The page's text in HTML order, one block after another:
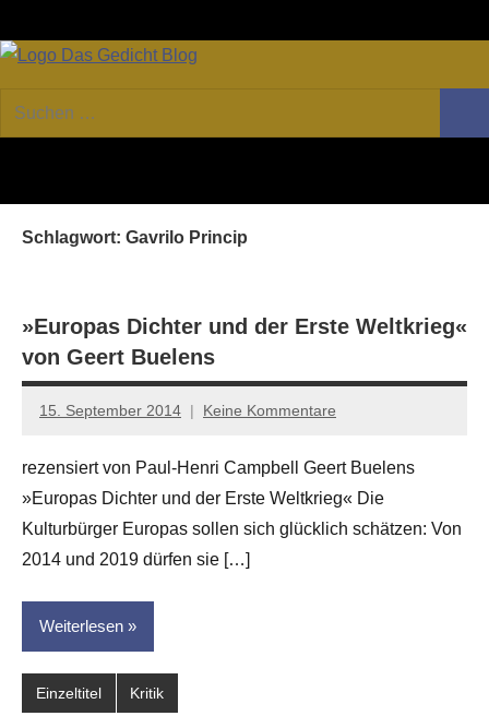
Inhalt
GEDICHT
Forum
von
Suchen
nach:
Schlagwort: Gavrilo Princip
»Europas Dichter und der Erste Weltkrieg«
von Geert Buelens
15. September 2014
Anton
Leitner
Keine Kommentare
rezensiert von Paul-Henri Campbell Geert Buelens
»Europas Dichter und der Erste Weltkrieg« Die
Kulturbürger Europas sollen sich glücklich schätzen: Von
2014 und 2019 dürfen sie […]
Weiterlesen
Einzeltitel Kritik